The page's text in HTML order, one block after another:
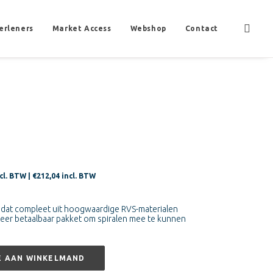
Market Access Webshop Contact
BTW | €212,04 incl. BTW
compleet uit hoogwaardige RVS-materialen
betaalbaar pakket om spiralen mee te kunnen
AAN WINKELMAND